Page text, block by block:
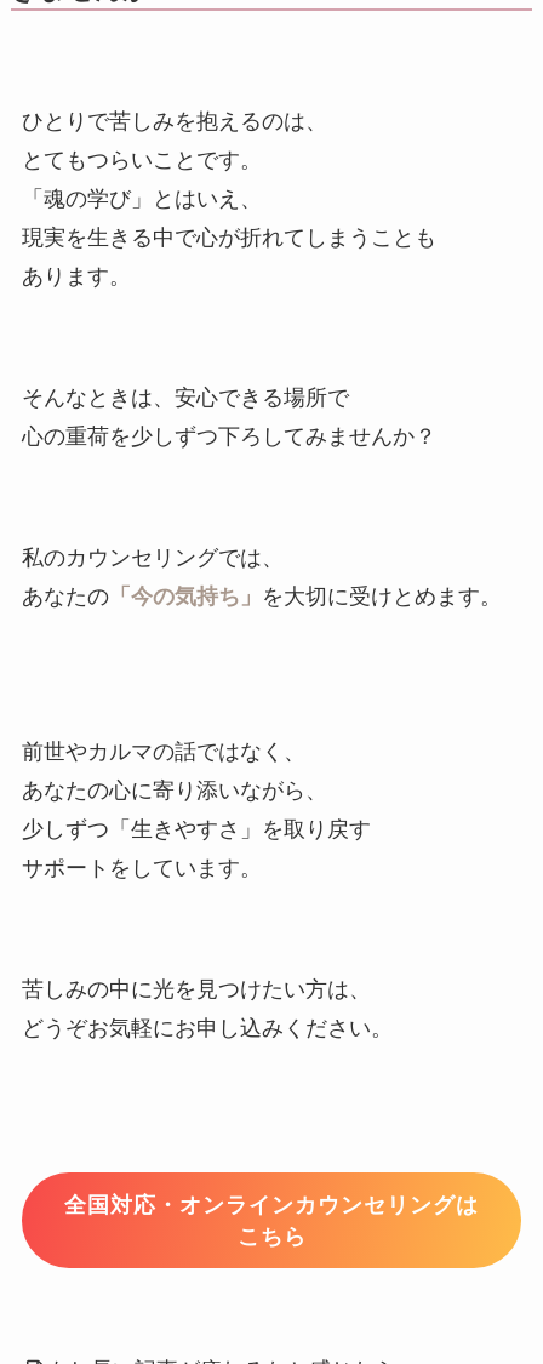
ひとりで苦しみを抱えるのは、
とてもつらいことです。
「魂の学び」とはいえ、
現実を生きる中で心が折れてしまうことも
あります。
そんなときは、安心できる場所で
心の重荷を少しずつ下ろしてみませんか？
私のカウンセリングでは、
あなたの「今の気持ち」 を大切に受けとめます。
前世やカルマの話ではなく、
あなたの心に寄り添いながら、
少しずつ「生きやすさ」を取り戻す
サポートをしています。
苦しみの中に光を見つけたい方は、
どうぞお気軽にお申し込みください。
全国対応・オンラインカウンセリングは
こちら